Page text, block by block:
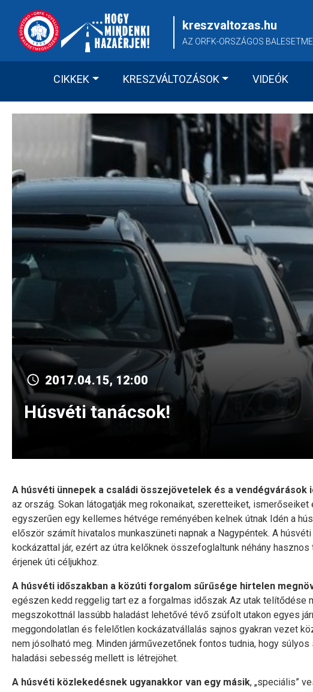
content
kreszvaltozas.hu
AZ ORFK-ORSZÁGOS
CIKKEK KRESZVÁLTOZÁSOK VIDEÓK
2017.04.15, 12:00
Húsvéti tanácsok!
A húsvéti ünnepek a családi összejövetelek és a vendégvárások
az ország. Sokan látogatják meg rokonaikat, szeretteiket,
egyszerűen egy kellemes hétvége reményében kelnek útnak Idén a
először számít hivatalos munkaszüneti napnak a Nagypéntek. A
kockázattal jár, ezért az útra kelőknek összefoglaltunk néhány
érjenek úti céljukhoz.
A húsvéti időszakban a közúti forgalom sűrűsége hirtelen
egészen kedd reggelig tart ez a forgalmas időszak Az utak telítődése
megszokottnál lassúbb haladást lehetővé tévő zsúfolt utakon egyes
meggondolatlan és felelőtlen kockázatvállalás sajnos gyakran vezet
nem jósolható meg. Minden járművezetőnek fontos tudnia, hogy
haladási sebesség mellett is létrejöhet.
A húsvéti közlekedésnek ugyanakkor van egy másik, „speciális”